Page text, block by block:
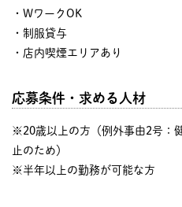
・WワークOK
・制服貸与
・店内喫煙エリアあり
応募条件・求める人材
※20歳以上の方（例外事由2号：
止のため）
※半年以上の勤務が可能な方